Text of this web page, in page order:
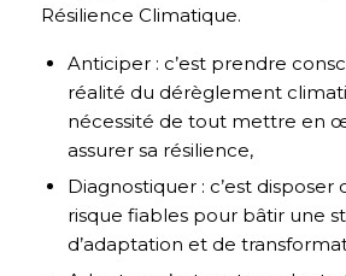
Résilience Climatique.
Anticiper : c’est prendre
réalité du dérèglement
nécessité de tout mettre en
assurer sa résilience,
Diagnostiquer : c’est disposer
risque fiables pour bâtir une
d’adaptation et de